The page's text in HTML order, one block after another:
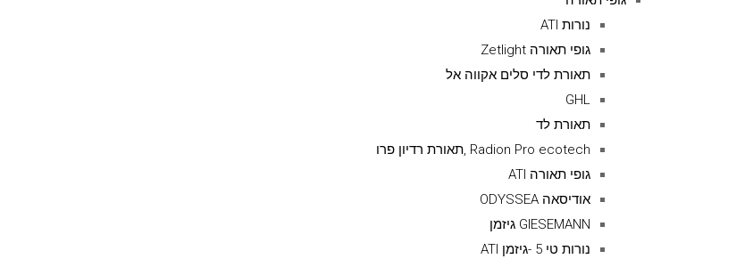
נורות ATI
גופי תאורה Zetlight
תאורת לדי סלים אקווה אל
GHL
תאורת לד
Radion Pro ecotech ,תאורת רדיון פרו
גופי תאורה ATI
אודיסאה ODYSSEA
GIESEMANN גיזמן
נורות טי 5 -גיזמן ATI